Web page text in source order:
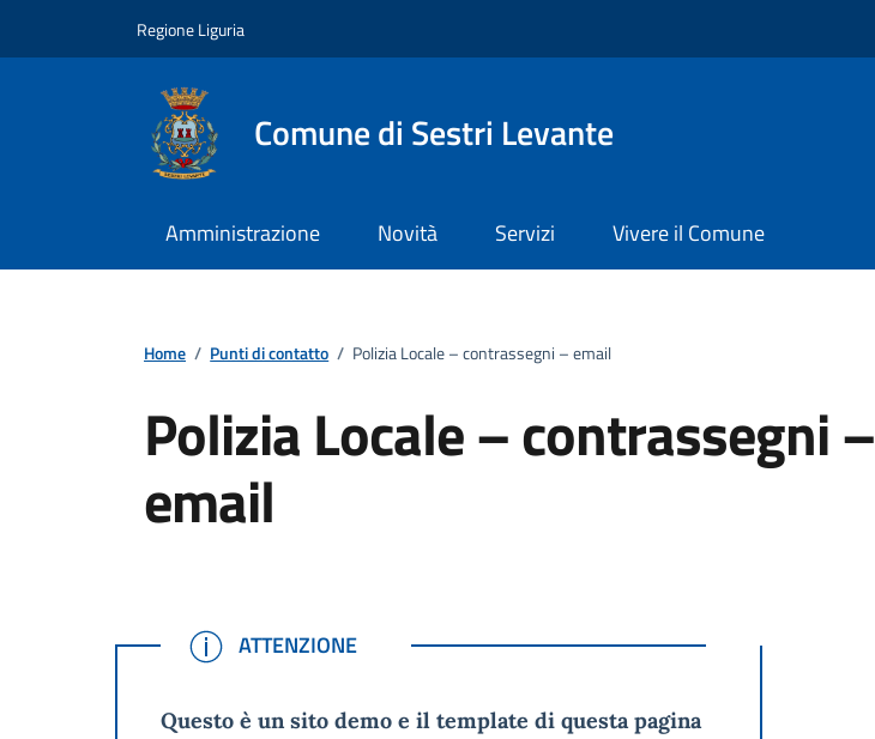
Regione Liguria
Comune di Sestri Levante
Amministrazione Novità Servizi Vivere il Comune
Home / Punti di contatto / Polizia Locale – contrassegni – email
Polizia Locale – contrassegni –
email
ATTENZIONE
ATTENZIONE
Questo è un sito demo e il template di questa pagina